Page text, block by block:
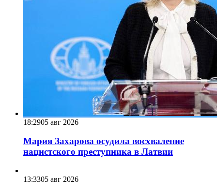
18:2905 авг 2026
Мария Захарова осудила восхваление
нацистского преступника в Латвии
13:3305 авг 2026